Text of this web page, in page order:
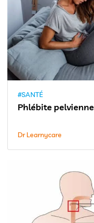
#SANTÉ
Phlébite pelvienne
Dr Learnycare